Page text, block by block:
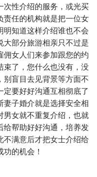
次性介绍的服务，或光买
责任的机构就是把一位女
知道这样介绍谁也不会
大部分旅游相亲只不过是
女人们来参加跟您的约
束了，您什么也没有，没
盲目去见背景等方面不
要好好沟通互相彻底了
子婚介就是选择安全相
男女就不重复介绍，也就
给帮助好好沟通，培养发
不满意后才把女士介绍给
的机会！